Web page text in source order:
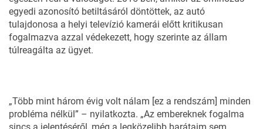
egyedi azonosító betiltásáról döntöttek, az autó
tulajdonosa a helyi televízió kamerái előtt kritikusan
fogalmazva azzal védekezett, hogy szerinte az állam
túlreagálta az ügyet.
„Több mint három évig volt nálam [ez a rendszám] minden
probléma nélkül” – nyilatkozta. „Az embereknek fogalma
sincs a jelentéséről, még a legközelibb barátaim sem